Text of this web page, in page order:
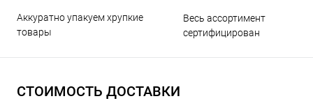
Аккуратно упакуем хрупкие
товары
Весь ассортимент
сертифицирован
СТОИМОСТЬ ДОСТАВКИ